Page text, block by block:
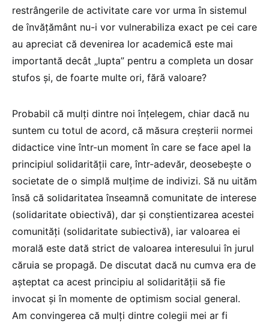
restrângerile de activitate care vor urma în sistemul
de învățământ nu-i vor vulnerabiliza exact pe cei care
au apreciat că devenirea lor academică este mai
importantă decât „lupta” pentru a completa un dosar
stufos și, de foarte multe ori, fără valoare?
Probabil că mulți dintre noi înțelegem, chiar dacă nu
suntem cu totul de acord, că măsura creșterii normei
didactice vine într-un moment în care se face apel la
principiul solidarității care, într-adevăr, deosebește o
societate de o simplă mulțime de indivizi. Să nu uităm
însă că solidaritatea înseamnă comunitate de interese
(solidaritate obiectivă), dar și conștientizarea acestei
comunități (solidaritate subiectivă), iar valoarea ei
morală este dată strict de valoarea interesului în jurul
căruia se propagă. De discutat dacă nu cumva era de
așteptat ca acest principiu al solidarității să fie
invocat și în momente de optimism social general.
Am convingerea că mulți dintre colegii mei ar fi